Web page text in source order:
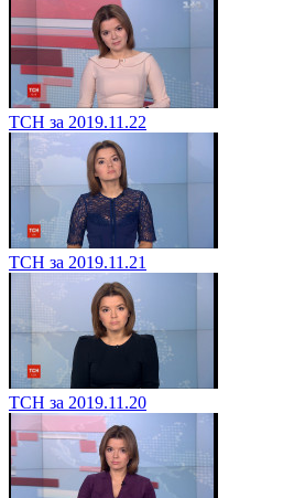
ТСН за 2019.11.22
ТСН за 2019.11.21
ТСН за 2019.11.20